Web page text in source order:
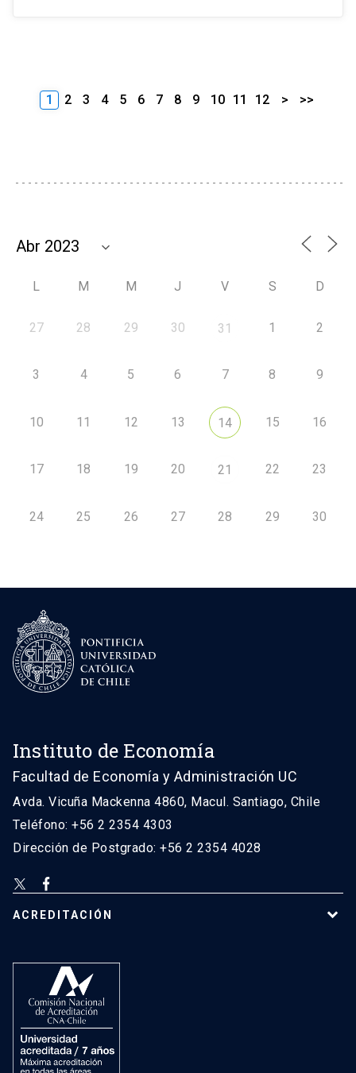
1 2 3 4 5 6 7 8 9 10 11 12 > >>
L M M J V S D
27 28 29 30 31 1 2
3 4 5 6 7 8 9
10 11 12 13 14 15 16
17 18 19 20 21 22 23
24 25 26 27 28 29 30
Instituto de Economía
Facultad de Economía y Administración UC
Avda. Vicuña Mackenna 4860, Macul. Santiago, Chile
Teléfono: +56 2 2354 4303
Dirección de Postgrado: +56 2 2354 4028
ACREDITACIÓN